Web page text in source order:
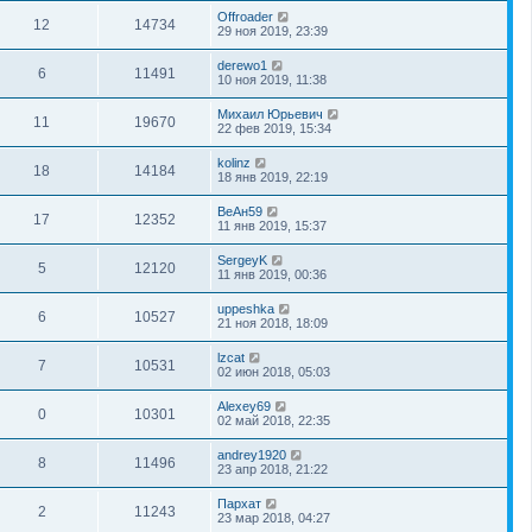
12 14734
Offroader
29 ноя 2019, 23:39
6 11491
derewo1
10 ноя 2019, 11:38
11 19670
Михаил Юрьевич
22 фев 2019, 15:34
18 14184
kolinz
18 янв 2019, 22:19
17 12352
ВеАн59
11 янв 2019, 15:37
5 12120
SergeyK
11 янв 2019, 00:36
6 10527
uppeshka
21 ноя 2018, 18:09
7 10531
lzcat
02 июн 2018, 05:03
0 10301
Alexey69
02 май 2018, 22:35
8 11496
andrey1920
23 апр 2018, 21:22
2 11243
Пархат
23 мар 2018, 04:27